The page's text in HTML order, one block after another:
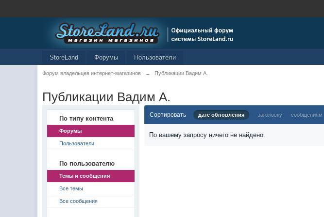
StoreLand Форумы Пользователи
Форум владельцев интернет-магазинов → Публикации Вадим А.
Публикации Вадим А.
По типу контента
Форумы
Пользователи
По пользователю
Темы и сообщения
Все темы
Все сообщения
Сортировать дате обновления заголовку сообщениям
По вашему запросу ничего не найдено.